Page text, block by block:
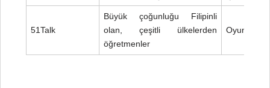
51Talk
Büyük çoğunluğu Filipinli
olan, çeşitli ülkelerden
öğretmenler